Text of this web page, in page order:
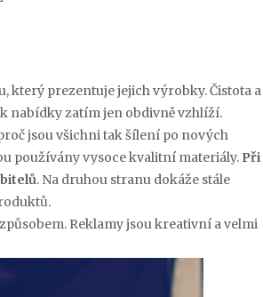
který prezentuje jejich výrobky. Čistota a
nabídky zatím jen obdivně vzhlíží.
jsou všichni tak šílení po nových
používány vysoce kvalitní materiály. Při
. Na druhou stranu dokáže stále
Reklamy jsou kreativní a velmi